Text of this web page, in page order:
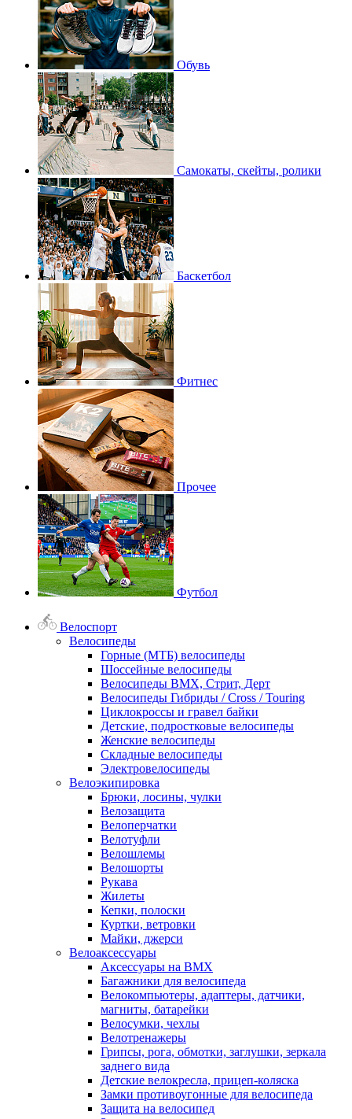
Обувь
Самокаты, скейты, ролики
Баскетбол
Фитнес
Прочее
Футбол
Велоспорт
Велосипеды
Горные (МТБ) велосипеды
Шоссейные велосипеды
Велосипеды BMX, Стрит, Дерт
Велосипеды Гибриды / Cross / Touring
Циклокроссы и гравел байки
Детские, подростковые велосипеды
Женские велосипеды
Складные велосипеды
Электровелосипеды
Велоэкипировка
Брюки, лосины, чулки
Велозащита
Велоперчатки
Велотуфли
Велошлемы
Велошорты
Рукава
Жилеты
Кепки, полоски
Куртки, ветровки
Майки, джерси
Велоаксессуары
Аксессуары на BMX
Багажники для велосипеда
Велокомпьютеры, адаптеры, датчики,
магниты, батарейки
Велосумки, чехлы
Велотренажеры
Грипсы, рога, обмотки, заглушки, зеркала
заднего вида
Детские велокресла, прицеп-коляска
Замки противоугонные для велосипеда
Защита на велосипед